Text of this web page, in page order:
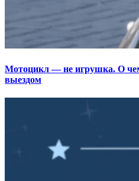
Мотоцикл — не игрушка. О
выездом